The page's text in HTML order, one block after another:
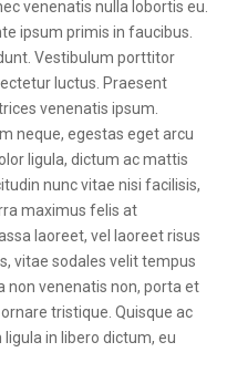
venenatis nulla lobortis eu.
ipsum primis in faucibus.
Vestibulum porttitor
luctus. Praesent
venenatis ipsum.
neque, egestas eget arcu
ligula, dictum ac mattis
nunc vitae nisi facilisis,
maximus felis at
laoreet, vel laoreet risus
vitae sodales velit tempus
non venenatis non, porta et
tristique. Quisque ac
in libero dictum, eu